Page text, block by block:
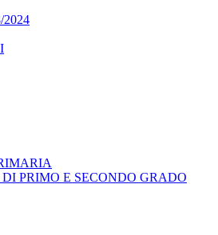
PRIMO E SECONDO GRADO